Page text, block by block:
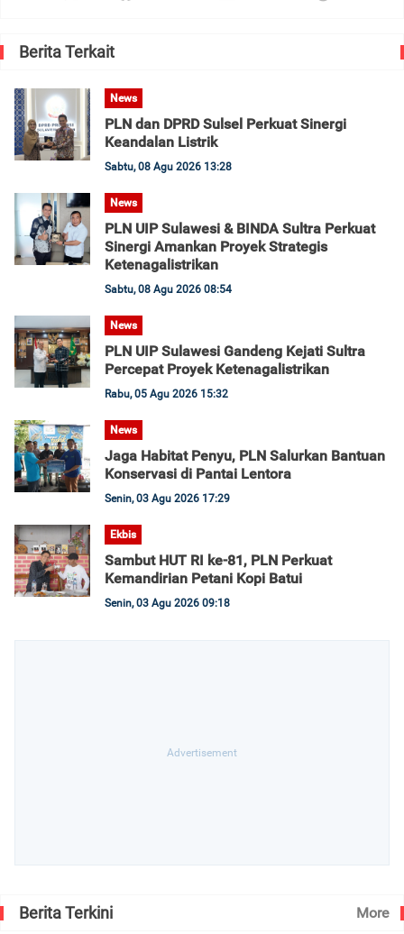
Berita Terkait
News
PLN dan DPRD Sulsel Perkuat Sinergi
Keandalan Listrik
Sabtu, 08 Agu 2026 13:28
News
PLN UIP Sulawesi & BINDA Sultra Perkuat
Sinergi Amankan Proyek Strategis
Ketenagalistrikan
Sabtu, 08 Agu 2026 08:54
News
PLN UIP Sulawesi Gandeng Kejati Sultra
Percepat Proyek Ketenagalistrikan
Rabu, 05 Agu 2026 15:32
News
Jaga Habitat Penyu, PLN Salurkan Bantuan
Konservasi di Pantai Lentora
Senin, 03 Agu 2026 17:29
Ekbis
Sambut HUT RI ke-81, PLN Perkuat
Kemandirian Petani Kopi Batui
Senin, 03 Agu 2026 09:18
Berita Terkini More